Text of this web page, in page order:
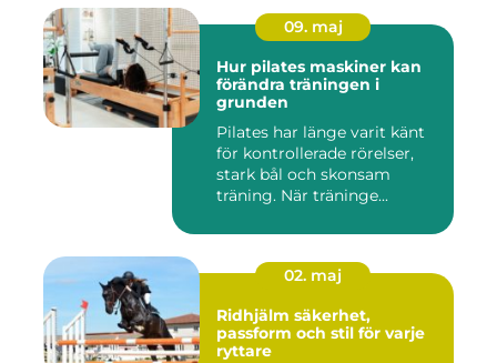
09. maj
Hur pilates maskiner kan
förändra träningen i
grunden
Pilates har länge varit känt
för kontrollerade rörelser,
stark bål och skonsam
träning. När träninge...
02. maj
Ridhjälm säkerhet,
passform och stil för varje
ryttare